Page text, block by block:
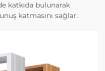
katkıda bulunarak
katmasını sağlar.